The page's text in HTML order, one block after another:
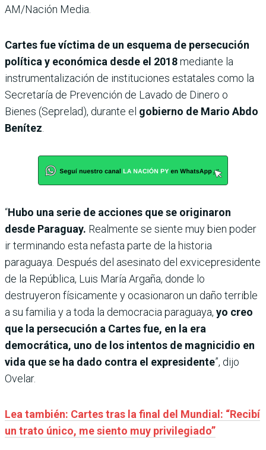
AM/Nación Media.
Cartes fue víctima de un esquema de persecución
política y económica desde el 2018mediante la
instrumentalización de instituciones estatales como la
Secretaría de Prevención de Lavado de Dinero o
Bienes (Seprelad), durante el gobierno de Mario Abdo
Benítez
“Hubo una serie de acciones que se originaron
desde Paraguay. Realmente se siente muy bien poder
ir terminando esta nefasta parte de la historia
paraguaya. Después del asesinato del exvicepresidente
de la República, Luis María Argaña, donde lo
destruyeron físicamente y ocasionaron un daño terrible
a su familia y a toda la democracia paraguaya, yo creo
que la persecución a Cartes fue, en la era
democrática, uno de los intentos de magnicidio en
vida que se ha dado contra el expresidente”, dijo
Ovelar.
Lea también: Cartes tras la final del Mundial: “Recibí
un trato único, me siento muy privilegiado”